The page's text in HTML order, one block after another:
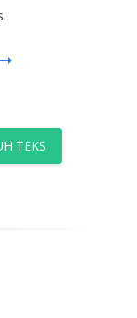
TEKS